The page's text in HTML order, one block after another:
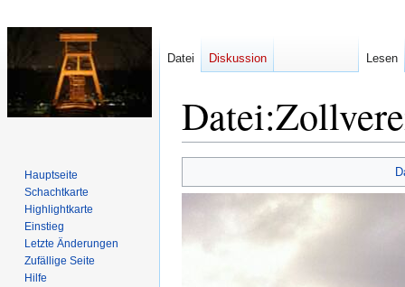
Datei:
Navigation
Suche
Datei Diskussion Lesen
Hauptseite
Schachtkarte
Highlightkarte
Einstieg
Letzte Änderungen
Zufällige Seite
Hilfe